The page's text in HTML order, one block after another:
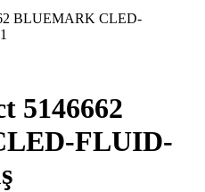
5146662
FLUID-